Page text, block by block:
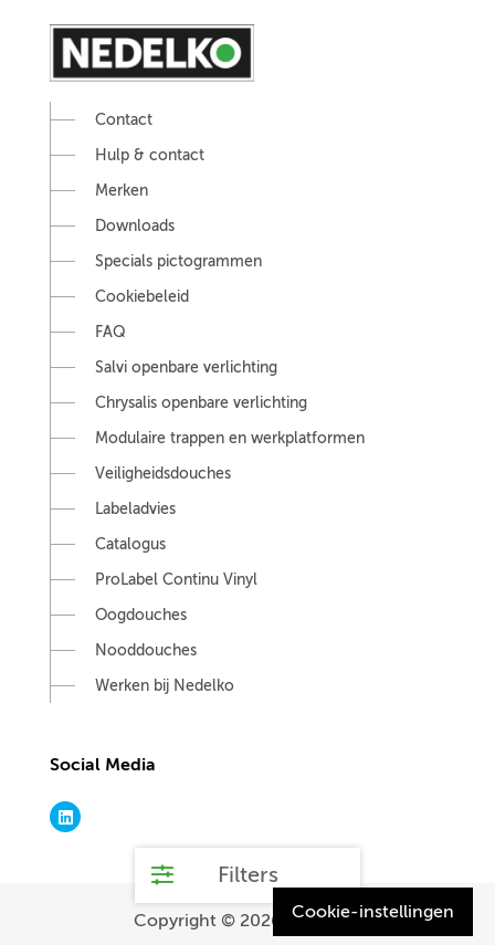
Filters
Contact
Hulp & contact
Merken
Downloads
Specials pictogrammen
Cookiebeleid
FAQ
Salvi openbare verlichting
Chrysalis openbare verlichting
Modulaire trappen en werkplatformen
Veiligheidsdouches
Labeladvies
Catalogus
ProLabel Continu Vinyl
Oogdouches
Nooddouches
Werken bij Nedelko
Social Media
Copyright © 2026. Nedelko
Cookie-instellingen